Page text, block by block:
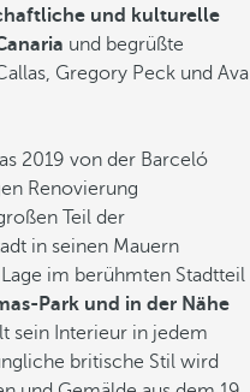
und kulturelle
und begrüßte
Gregory Peck und Ava
2019 von der Barceló
Renovierung
Teil der
in seinen Mauern
im berühmten Stadtteil
Park und in der Nähe
sein Interieur in jedem
britische Stil wird